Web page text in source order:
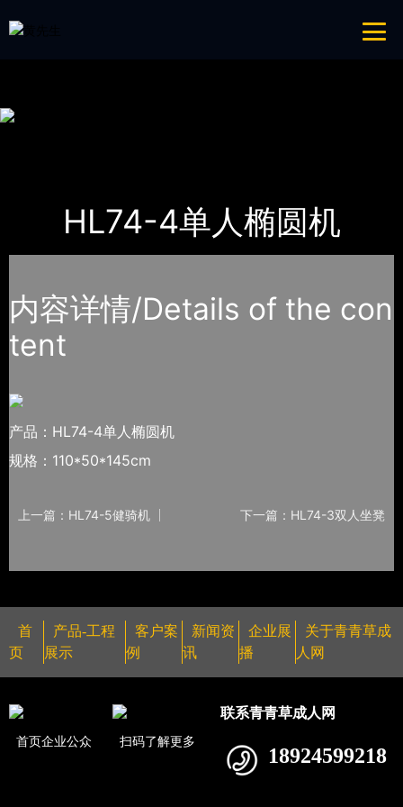
导航
网站地图
HL74-4单人椭圆机
内容详情/Details of the con
tent
产品：HL74-4单人椭圆机
规格：110*50*145cm
上一篇：HL74-5健骑机 下一篇：HL74-3双人坐凳
首
页
产品-工程
展示
客户案
例
新闻资
讯
企业展
播
关于青青草成
人网
首页企业公众 扫码了解更多
联系青青草成人网
18924599218